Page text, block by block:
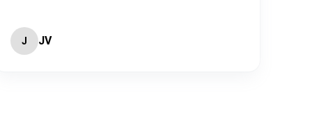
P
Lappeenranta